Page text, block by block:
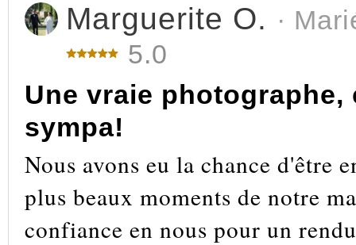
Marguerite O. ·
5.0
Une vraie
sympa!
Nous avons eu la chance d'être
plus beaux moments de notre
confiance en nous pour un